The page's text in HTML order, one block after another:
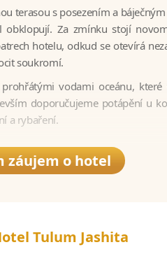
terasou s posezením a
Za zmínku stojí
hotelu, odkud se otevírá
soukromí.
vodami oceánu,
doporučujeme potápění u
a rybaření.
záujem o hotel
Tulum Jashita